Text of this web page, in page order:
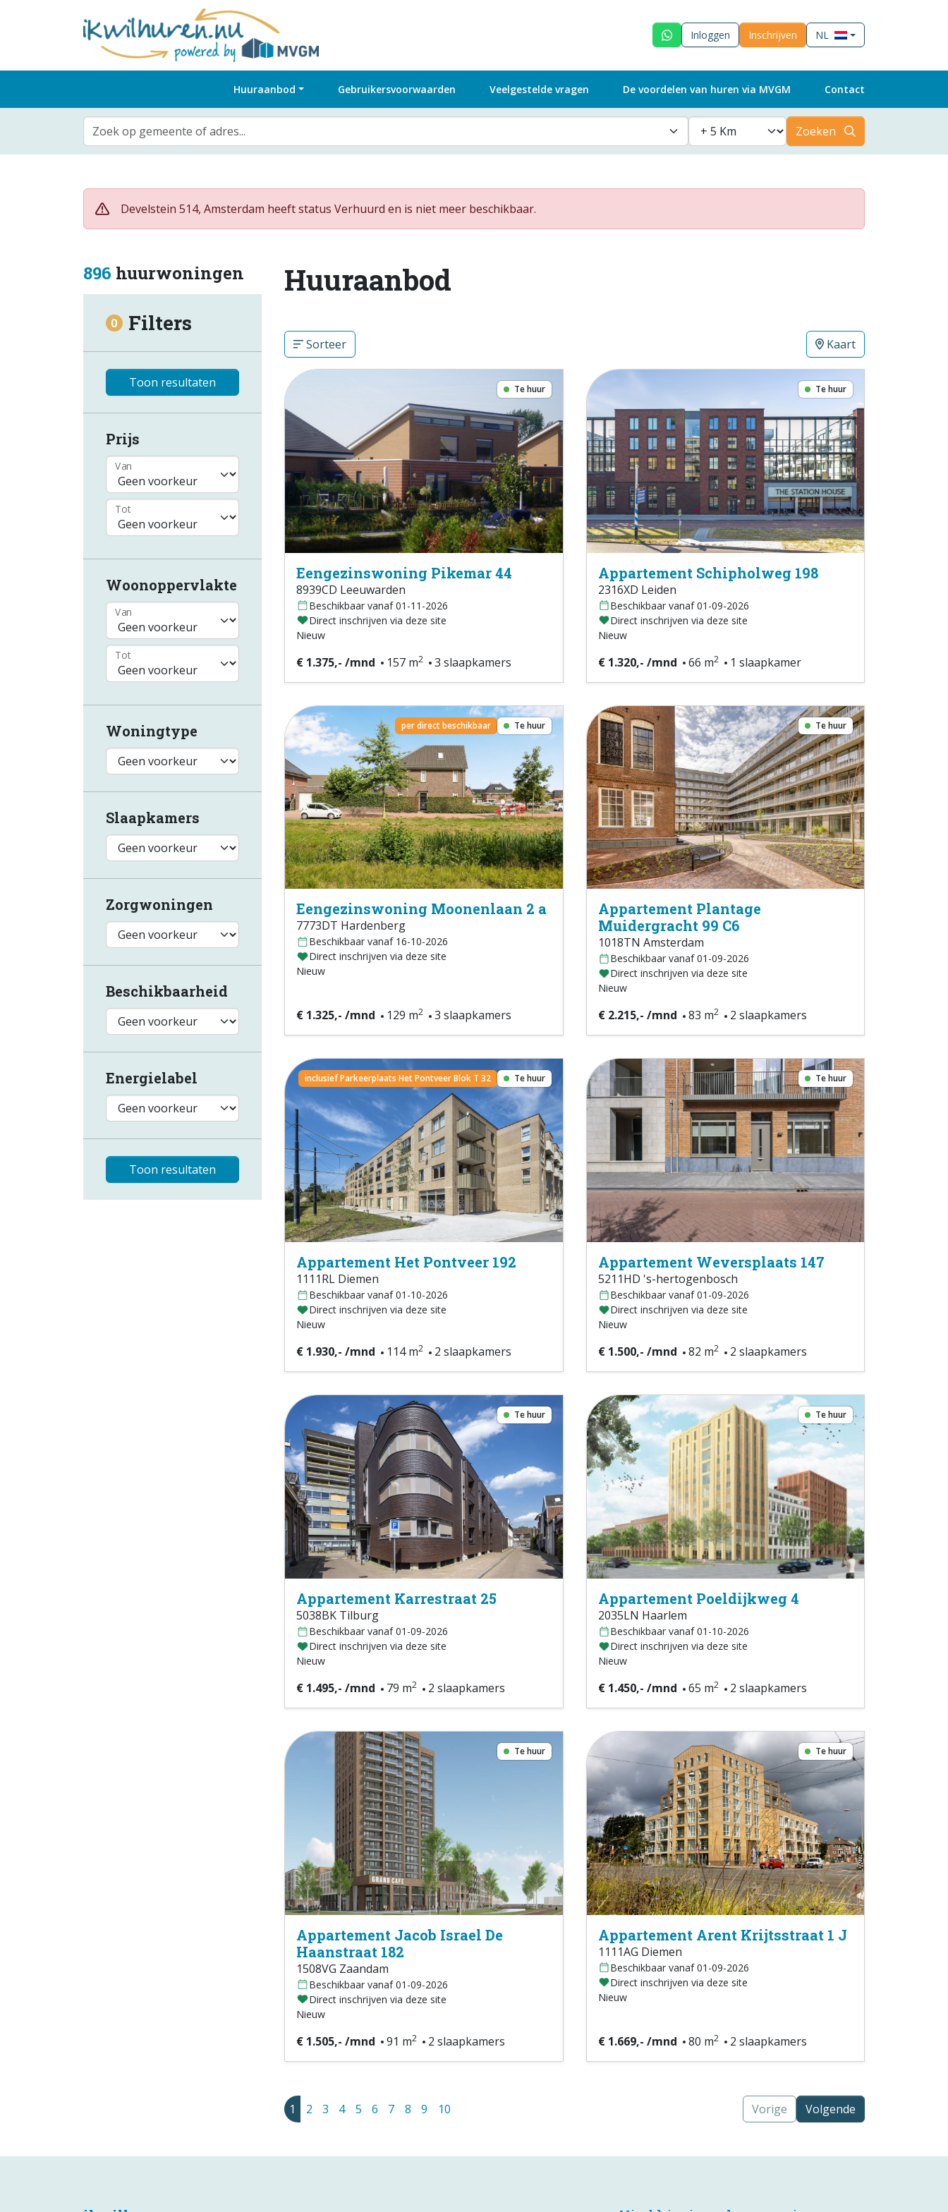
Inloggen Inschrijven NL
Huuraanbod Gebruikersvoorwaarden Veelgestelde vragen De voordelen van huren via MVGM Contact
Zoek op gemeente of adres... Zoeken
Develstein 514, Amsterdam heeft status Verhuurd en is niet meer beschikbaar.
896 huurwoningen
0 Filters
Toon resultaten
Prijs
Van
Tot
Woonoppervlakte
Van
Tot
Woningtype
Slaapkamers
Zorgwoningen
Beschikbaarheid
Energielabel
Toon resultaten
Huuraanbod
Sorteer Kaart
Te huur
Eengezinswoning Pikemar 44
8939CD Leeuwarden
Beschikbaar vanaf 01-11-2026
Direct inschrijven via deze site
Nieuw
€ 1.375,- /mnd 157 m2 3 slaapkamers
Te huur
Appartement Schipholweg 198
2316XD Leiden
Beschikbaar vanaf 01-09-2026
Direct inschrijven via deze site
Nieuw
€ 1.320,- /mnd 66 m2 1 slaapkamer
per direct beschikbaar Te huur
Eengezinswoning Moonenlaan 2 a
7773DT Hardenberg
Beschikbaar vanaf 16-10-2026
Direct inschrijven via deze site
Nieuw
€ 1.325,- /mnd 129 m2 3 slaapkamers
Te huur
Appartement Plantage
Muidergracht 99 C6
1018TN Amsterdam
Beschikbaar vanaf 01-09-2026
Direct inschrijven via deze site
Nieuw
€ 2.215,- /mnd 83 m2 2 slaapkamers
inclusief Parkeerplaats Het Pontveer Blok T 32 Te huur
Appartement Het Pontveer 192
1111RL Diemen
Beschikbaar vanaf 01-10-2026
Direct inschrijven via deze site
Nieuw
€ 1.930,- /mnd 114 m2 2 slaapkamers
Te huur
Appartement Weversplaats 147
5211HD 's-hertogenbosch
Beschikbaar vanaf 01-09-2026
Direct inschrijven via deze site
Nieuw
€ 1.500,- /mnd 82 m2 2 slaapkamers
Te huur
Appartement Karrestraat 25
5038BK Tilburg
Beschikbaar vanaf 01-09-2026
Direct inschrijven via deze site
Nieuw
€ 1.495,- /mnd 79 m2 2 slaapkamers
Te huur
Appartement Poeldijkweg 4
2035LN Haarlem
Beschikbaar vanaf 01-10-2026
Direct inschrijven via deze site
Nieuw
€ 1.450,- /mnd 65 m2 2 slaapkamers
Te huur
Appartement Jacob Israel De
Haanstraat 182
1508VG Zaandam
Beschikbaar vanaf 01-09-2026
Direct inschrijven via deze site
Nieuw
€ 1.505,- /mnd 91 m2 2 slaapkamers
Te huur
Appartement Arent Krijtsstraat 1 J
1111AG Diemen
Beschikbaar vanaf 01-09-2026
Direct inschrijven via deze site
Nieuw
€ 1.669,- /mnd 80 m2 2 slaapkamers
1 2 3 4 5 6 7 8 9 10 Vorige Volgende